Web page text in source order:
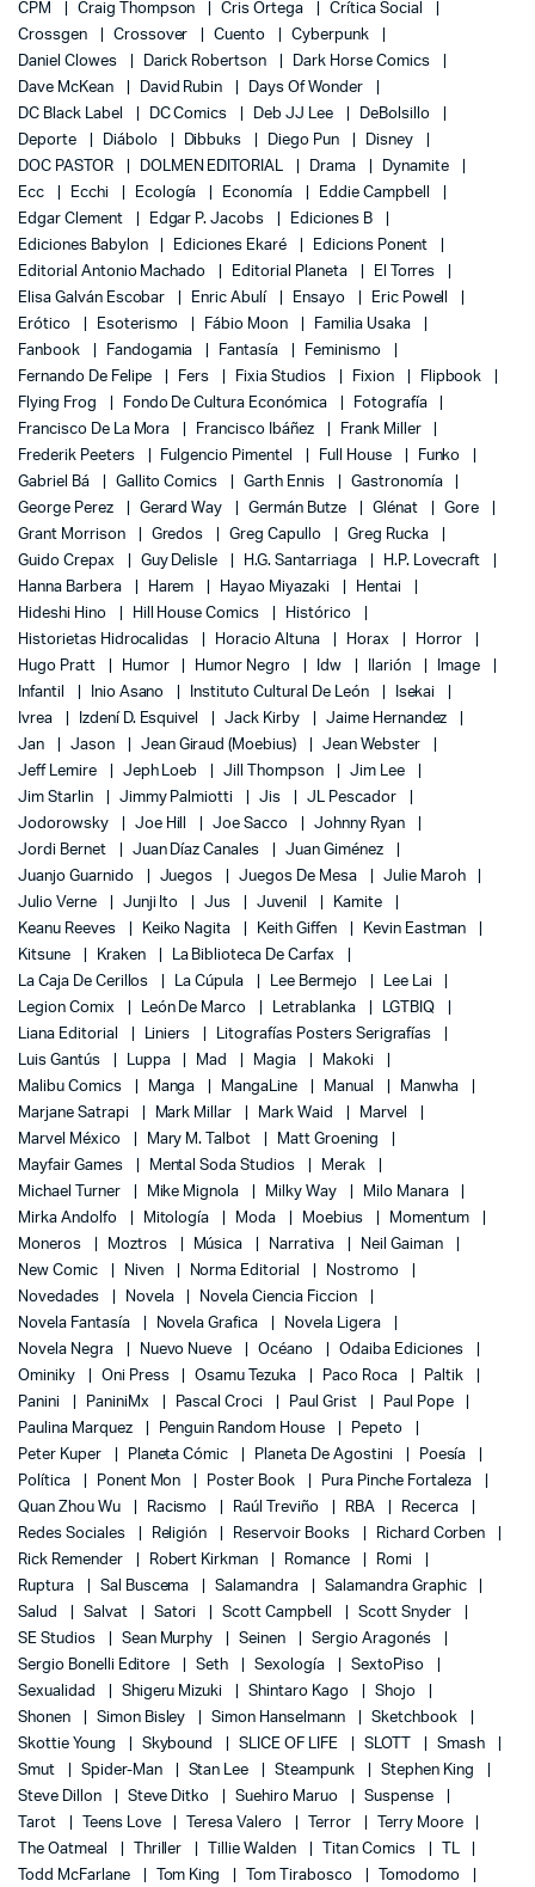
CPM
Craig Thompson Cris Ortega
Crítica Social
Crossgen
Crossover Cuento
Cyberpunk
Daniel Clowes
Darick Robertson
Dark Horse Comics
Dave McKean
David Rubin
Days Of Wonder
DC Black Label
DC Comics Deb JJ Lee
DeBolsillo
Deporte
Diábolo Dibbuks Diego Pun
Disney
DOC PASTOR
DOLMEN EDITORIAL Drama
Dynamite
Ecc
Ecchi Ecología Economía
Eddie Campbell
Edgar Clement
Edgar P. Jacobs
Ediciones B
Ediciones Babylon
Ediciones Ekaré
Edicions Ponent
Editorial Antonio Machado
Editorial Planeta
El Torres
Elisa Galván Escobar
Enric Abulí Ensayo
Eric Powell
Erótico
Esoterismo Fábio Moon
Familia Usaka
Fanbook
Fandogamia Fantasía
Feminismo
Fernando De Felipe
Fers Fixia Studios Fixion
Flipbook
Flying Frog
Fondo De Cultura Económica
Fotografía
Francisco De La Mora
Francisco Ibáñez
Frank Miller
Frederik Peeters
Fulgencio Pimentel Full House
Funko
Gabriel Bá
Gallito Comics Garth Ennis
Gastronomía
George Perez
Gerard Way Germán Butze Glénat
Gore
Grant Morrison
Gredos Greg Capullo
Greg Rucka
Guido Crepax
Guy Delisle H.G. Santarriaga
H.P. Lovecraft
Hanna Barbera
Harem Hayao Miyazaki
Hentai
Hideshi Hino
Hill House Comics
Histórico
Historietas Hidrocalidas
Horacio Altuna Horax
Horror
Hugo Pratt
Humor Humor Negro Idw Ilarión
Image
Infantil
Inio Asano Instituto Cultural De León
Isekai
Ivrea
Izdení D. Esquivel Jack Kirby
Jaime Hernandez
Jan
Jason Jean Giraud (Moebius)
Jean Webster
Jeff Lemire
Jeph Loeb Jill Thompson
Jim Lee
Jim Starlin
Jimmy Palmiotti Jis
JL Pescador
Jodorowsky
Joe Hill Joe Sacco
Johnny Ryan
Jordi Bernet
Juan Díaz Canales
Juan Giménez
Juanjo Guarnido
Juegos Juegos De Mesa
Julie Maroh
Julio Verne
Junji Ito Jus Juvenil
Kamite
Keanu Reeves
Keiko Nagita Keith Giffen
Kevin Eastman
Kitsune
Kraken
La Biblioteca De Carfax
La Caja De Cerillos
La Cúpula Lee Bermejo
Lee Lai
Legion Comix
León De Marco Letrablanka
LGTBIQ
Liana Editorial
Liniers
Litografías Posters Serigrafías
Luis Gantús
Luppa Mad Magia
Makoki
Malibu Comics
Manga MangaLine Manual
Manwha
Marjane Satrapi
Mark Millar Mark Waid
Marvel
Marvel México
Mary M. Talbot
Matt Groening
Mayfair Games
Mental Soda Studios
Merak
Michael Turner
Mike Mignola Milky Way
Milo Manara
Mirka Andolfo
Mitología Moda Moebius
Momentum
Moneros
Moztros Música Narrativa
Neil Gaiman
New Comic
Niven Norma Editorial
Nostromo
Novedades
Novela
Novela Ciencia Ficcion
Novela Fantasía
Novela Grafica
Novela Ligera
Novela Negra
Nuevo Nueve Océano
Odaiba Ediciones
Ominiky
Oni Press Osamu Tezuka Paco Roca
Paltik
Panini
PaniniMx Pascal Croci Paul Grist
Paul Pope
Paulina Marquez
Penguin Random House
Pepeto
Peter Kuper
Planeta Cómic Planeta De Agostini
Poesía
Política
Ponent Mon Poster Book
Pura Pinche Fortaleza
Quan Zhou Wu
Racismo Raúl Treviño RBA
Recerca
Redes Sociales
Religión Reservoir Books
Richard Corben
Rick Remender
Robert Kirkman Romance
Romi
Ruptura
Sal Buscema Salamandra
Salamandra Graphic
Salud
Salvat Satori Scott Campbell
Scott Snyder
SE Studios
Sean Murphy Seinen
Sergio Aragonés
Sergio Bonelli Editore
Seth Sexología
SextoPiso
Sexualidad
Shigeru Mizuki Shintaro Kago
Shojo
Shonen
Simon Bisley Simon Hanselmann
Sketchbook
Skottie Young
Skybound SLICE OF LIFE SLOTT
Smash
Smut
Spider-Man Stan Lee Steampunk
Stephen King
Steve Dillon
Steve Ditko Suehiro Maruo
Suspense
Tarot
Teens Love Teresa Valero Terror
Terry Moore
The Oatmeal
Thriller Tillie Walden Titan Comics
TL
Todd McFarlane
Tom King Tom Tirabosco Tomodomo